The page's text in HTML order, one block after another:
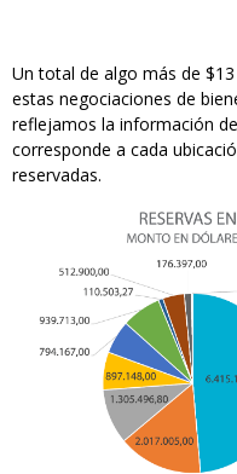
Un total de algo más de
estas negociaciones de
reflejamos la información
corresponde a cada
reservadas.